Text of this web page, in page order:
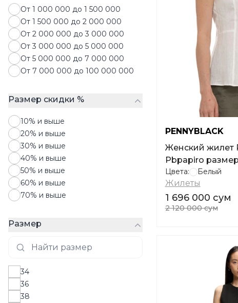
Юбки
От 1 000 000 до 1 500 000
От 1 500 000 до 2 000 000
От 2 000 000 до 3 000 000
От 3 000 000 до 5 000 000
От 5 000 000 до 7 000 000
От 7 000 000 до 100 000 000
Размер скидки %
10% и выше
20% и выше
30% и выше
40% и выше
50% и выше
60% и выше
70% и выше
Размер
34
36
38
PENNYBLACK
Женский жилет PENNYBLACK
Pbpapiro
Цвета: Белый
Жилеты
1 696 000 сум
2 120 000 сум